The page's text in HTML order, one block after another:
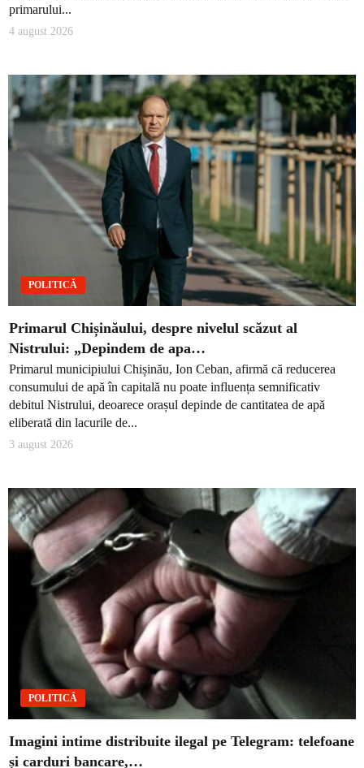
primarului...
4 august 2026
POLITICĂ
Primarul Chișinăului, despre nivelul scăzut al
Nistrului: „Depindem de apa…
Primarul municipiului Chișinău, Ion Ceban, afirmă că reducerea
consumului de apă în capitală nu poate influența semnificativ
debitul Nistrului, deoarece orașul depinde de cantitatea de apă
eliberată din lacurile de...
3 august 2026
POLITICĂ
Imagini intime distribuite ilegal pe Telegram: telefoane
și carduri bancare,…